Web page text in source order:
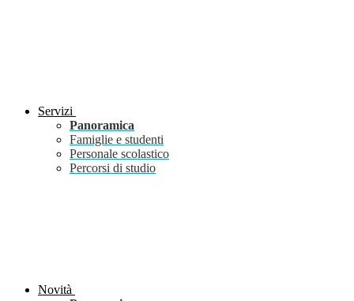
Servizi
Panoramica
Famiglie e studenti
Personale scolastico
Percorsi di studio
Novità